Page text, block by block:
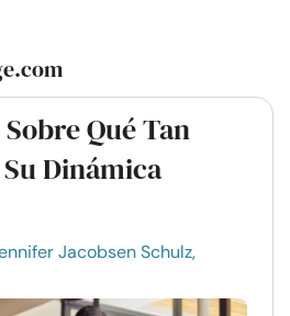
Qué Tan
Dinámica
Jacobsen Schulz,